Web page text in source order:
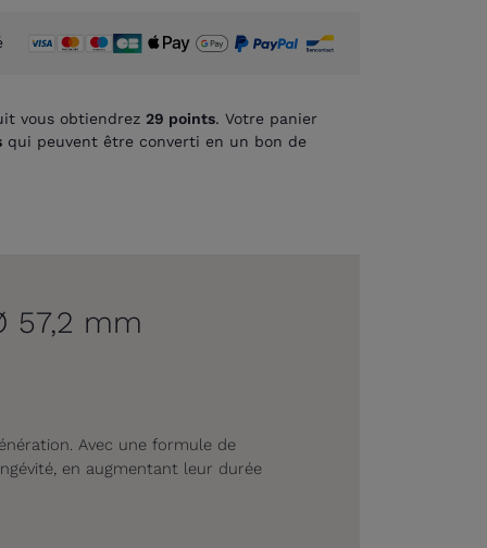
vous obtiendrez 29 points. Votre panier
qui peuvent être converti en un bon de
57,2 mm
Avec une formule de
en augmentant leur durée